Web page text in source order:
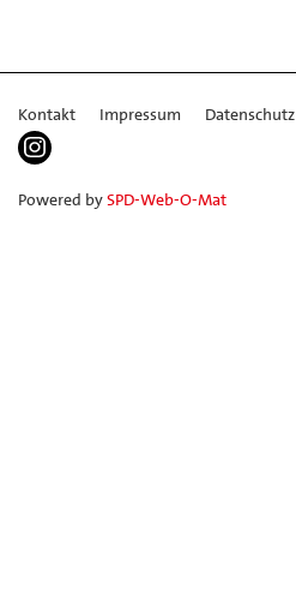
Kontakt Impressum Datenschutz
Powered bySPD-Web-O-Mat